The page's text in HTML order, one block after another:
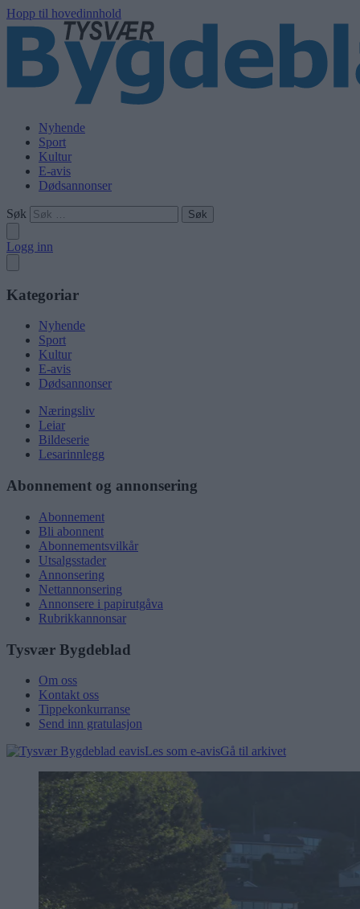
Hopp til hovedinnhold
Nyhende
Sport
Kultur
E-avis
Dødsannonser
Søk
Logg inn
Kategoriar
Nyhende
Sport
Kultur
E-avis
Dødsannonser
Næringsliv
Leiar
Bildeserie
Lesarinnlegg
Abonnement og annonsering
Abonnement
Bli abonnent
Abonnementsvilkår
Utsalgsstader
Annonsering
Nettannonsering
Annonsere i papirutgåva
Rubrikkannonsar
Tysvær Bygdeblad
Om oss
Kontakt oss
Tippekonkurranse
Send inn gratulasjon
Les som e-avisGå til arkivet